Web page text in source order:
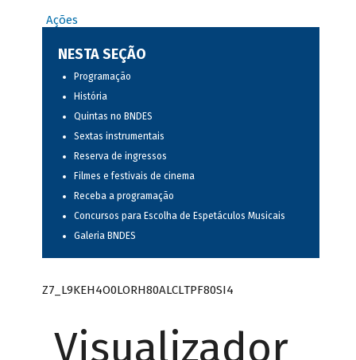
Ações
NESTA SEÇÃO
Programação
História
Quintas no BNDES
Sextas instrumentais
Reserva de ingressos
Filmes e festivais de cinema
Receba a programação
Concursos para Escolha de Espetáculos Musicais
Galeria BNDES
Z7_L9KEH4O0LORH80ALCLTPF80SI4
Visualizador